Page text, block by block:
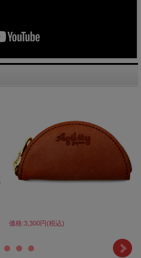
価格:3,300円(税込)